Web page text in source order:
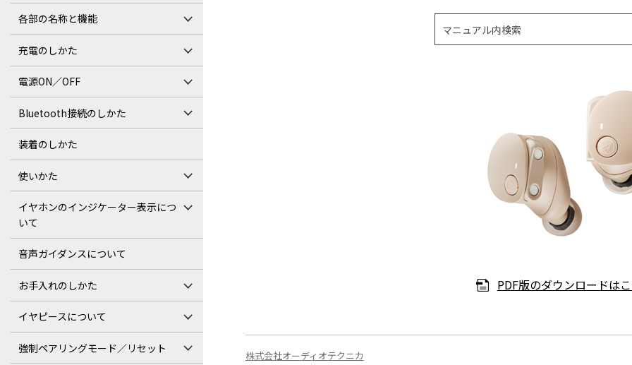
各部の名称と機能
充電のしかた
電源ON／OFF
Bluetooth接続のしかた
装着のしかた
使いかた
イヤホンのインジケーター表示につ
いて
音声ガイダンスについて
お手入れのしかた
イヤピースについて
強制ペアリングモード／リセット
PDF版のダウンロードは
株式会社オーディオテクニカ